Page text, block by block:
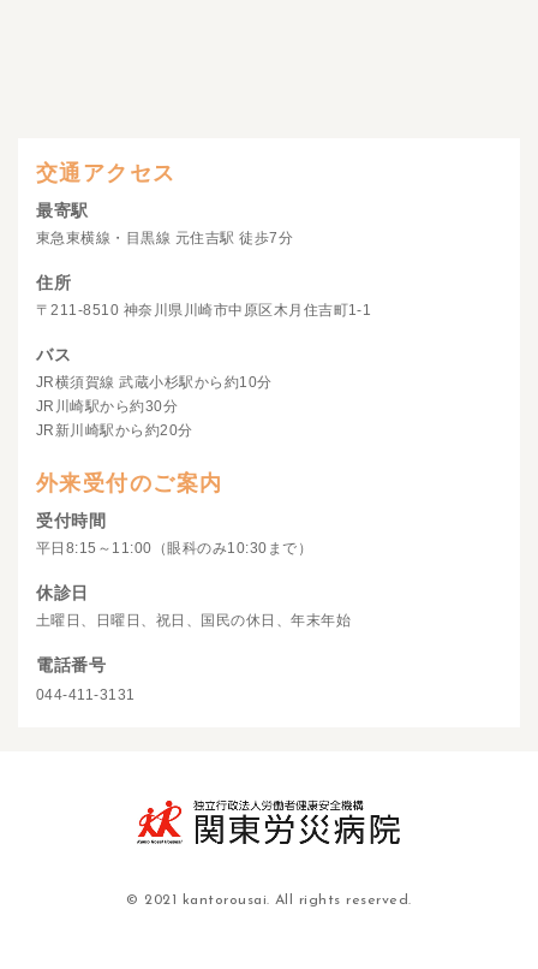
交通アクセス
最寄駅
東急東横線・目黒線 元住吉駅 徒歩7分
住所
〒211-8510 神奈川県川崎市中原区木月住吉町1-1
バス
JR横須賀線 武蔵小杉駅から約10分
JR川崎駅から約30分
JR新川崎駅から約20分
外来受付のご案内
受付時間
平日8:15～11:00（眼科のみ10:30まで）
休診日
土曜日、日曜日、祝日、国民の休日、年末年始
電話番号
044-411-3131
© 2021 kantorousai. All rights reserved.